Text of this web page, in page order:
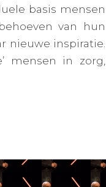
basis mensen
van hun
nieuwe inspiratie.
mensen in zorg,